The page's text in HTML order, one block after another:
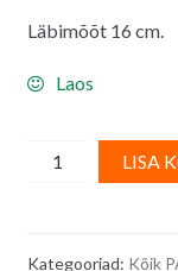
Läbimõõt 16 cm.
Laos
Tordialus,
aluspapp,
LISA
Kategooriad: Kõik